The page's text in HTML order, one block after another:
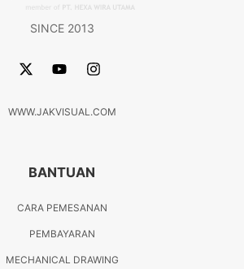
SINCE 2013
WWW.JAKVISUAL.COM
BANTUAN
CARA PEMESANAN
PEMBAYARAN
MECHANICAL DRAWING